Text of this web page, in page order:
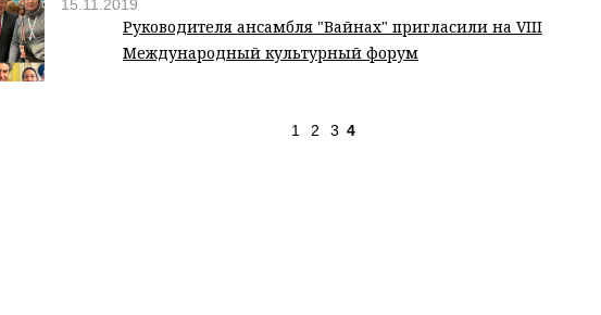
15.11.2019
Руководителя ансамбля "Вайнах" пригласили на VIII
Международный культурный форум
1 2 3 4